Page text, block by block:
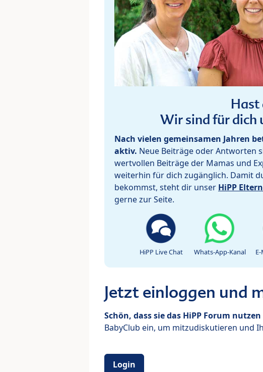
Hast
Wir sind für dich
Nach vielen gemeinsamen Jahren
aktiv. Neue Beiträge oder Antworten
wertvollen Beiträge der Mamas und
weiterhin für dich zugänglich. Damit
bekommst, steht dir unser HiPP
gerne zur Seite.
HiPP Live Chat Whats-App-Kanal
Jetzt einloggen und
Schön, dass sie das HiPP Forum
BabyClub ein, um mitzudiskutieren und
Login